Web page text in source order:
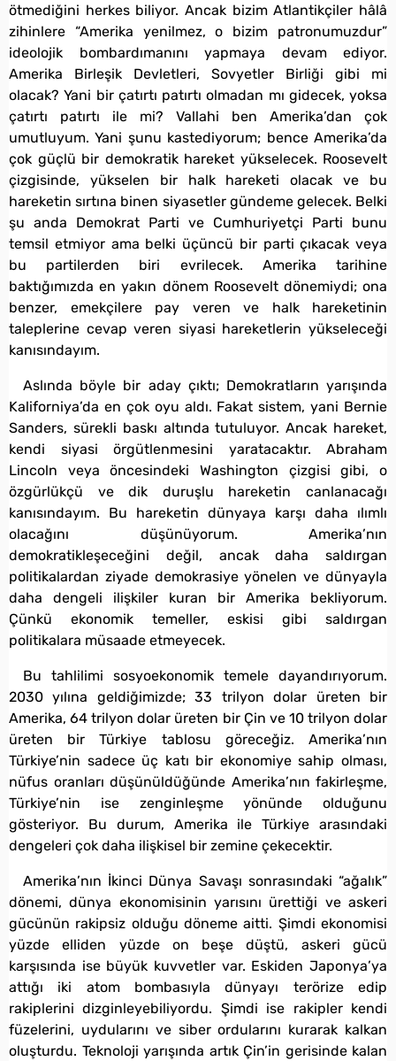
ötmediğini herkes biliyor. Ancak bizim Atlantikçiler hâlâ
zihinlere “Amerika yenilmez, o bizim patronumuzdur”
ideolojik bombardımanını yapmaya devam ediyor.
Amerika Birleşik Devletleri, Sovyetler Birliği gibi mi
olacak? Yani bir çatırtı patırtı olmadan mı gidecek, yoksa
çatırtı patırtı ile mi? Vallahi ben Amerika’dan çok
umutluyum. Yani şunu kastediyorum; bence Amerika’da
çok güçlü bir demokratik hareket yükselecek. Roosevelt
çizgisinde, yükselen bir halk hareketi olacak ve bu
hareketin sırtına binen siyasetler gündeme gelecek. Belki
şu anda Demokrat Parti ve Cumhuriyetçi Parti bunu
temsil etmiyor ama belki üçüncü bir parti çıkacak veya
bu partilerden biri evrilecek. Amerika tarihine
baktığımızda en yakın dönem Roosevelt dönemiydi; ona
benzer, emekçilere pay veren ve halk hareketinin
taleplerine cevap veren siyasi hareketlerin yükseleceği
kanısındayım.
Aslında böyle bir aday çıktı; Demokratların yarışında
Kaliforniya’da en çok oyu aldı. Fakat sistem, yani Bernie
Sanders, sürekli baskı altında tutuluyor. Ancak hareket,
kendi siyasi örgütlenmesini yaratacaktır. Abraham
Lincoln veya öncesindeki Washington çizgisi gibi, o
özgürlükçü ve dik duruşlu hareketin canlanacağı
kanısındayım. Bu hareketin dünyaya karşı daha ılımlı
olacağını düşünüyorum. Amerika’nın
demokratikleşeceğini değil, ancak daha saldırgan
politikalardan ziyade demokrasiye yönelen ve dünyayla
daha dengeli ilişkiler kuran bir Amerika bekliyorum.
Çünkü ekonomik temeller, eskisi gibi saldırgan
politikalara müsaade etmeyecek.
Bu tahlilimi sosyoekonomik temele dayandırıyorum.
2030 yılına geldiğimizde; 33 trilyon dolar üreten bir
Amerika, 64 trilyon dolar üreten bir Çin ve 10 trilyon dolar
üreten bir Türkiye tablosu göreceğiz. Amerika’nın
Türkiye’nin sadece üç katı bir ekonomiye sahip olması,
nüfus oranları düşünüldüğünde Amerika’nın fakirleşme,
Türkiye’nin ise zenginleşme yönünde olduğunu
gösteriyor. Bu durum, Amerika ile Türkiye arasındaki
dengeleri çok daha ilişkisel bir zemine çekecektir.
Amerika’nın İkinci Dünya Savaşı sonrasındaki “ağalık”
dönemi, dünya ekonomisinin yarısını ürettiği ve askeri
gücünün rakipsiz olduğu döneme aitti. Şimdi ekonomisi
yüzde elliden yüzde on beşe düştü, askeri gücü
karşısında ise büyük kuvvetler var. Eskiden Japonya’ya
attığı iki atom bombasıyla dünyayı terörize edip
rakiplerini dizginleyebiliyordu. Şimdi ise rakipler kendi
füzelerini, uydularını ve siber ordularını kurarak kalkan
oluşturdu. Teknoloji yarışında artık Çin’in gerisinde kalan